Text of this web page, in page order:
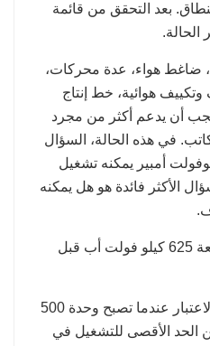
بعد التحقق من قائمة
الحالة.
ضاغط هواء، عدة محركات،
هوائية، خط إنتاج
أن يدعم أكثر من مجرد
في هذه الحالة، السؤال
ما إذا كان 500 كيلوفولت أمبير يمكنه تشغيل
الأكثر فائدة هو هل يمكنه
لهذا السبب غالبا ما يتم مراجعة 625 كيلو فولت أب قبل
عادة ما يؤخذ هذا الحجم في الاعتبار عندما تصبح وحدة 500
الحد الأقصى للتشغيل في